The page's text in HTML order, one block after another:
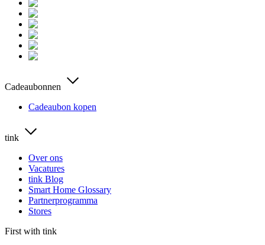
Cadeaubonnen
Cadeaubon kopen
tink
Over ons
Vacatures
tink Blog
Smart Home Glossary
Partnerprogramma
Stores
First with tink